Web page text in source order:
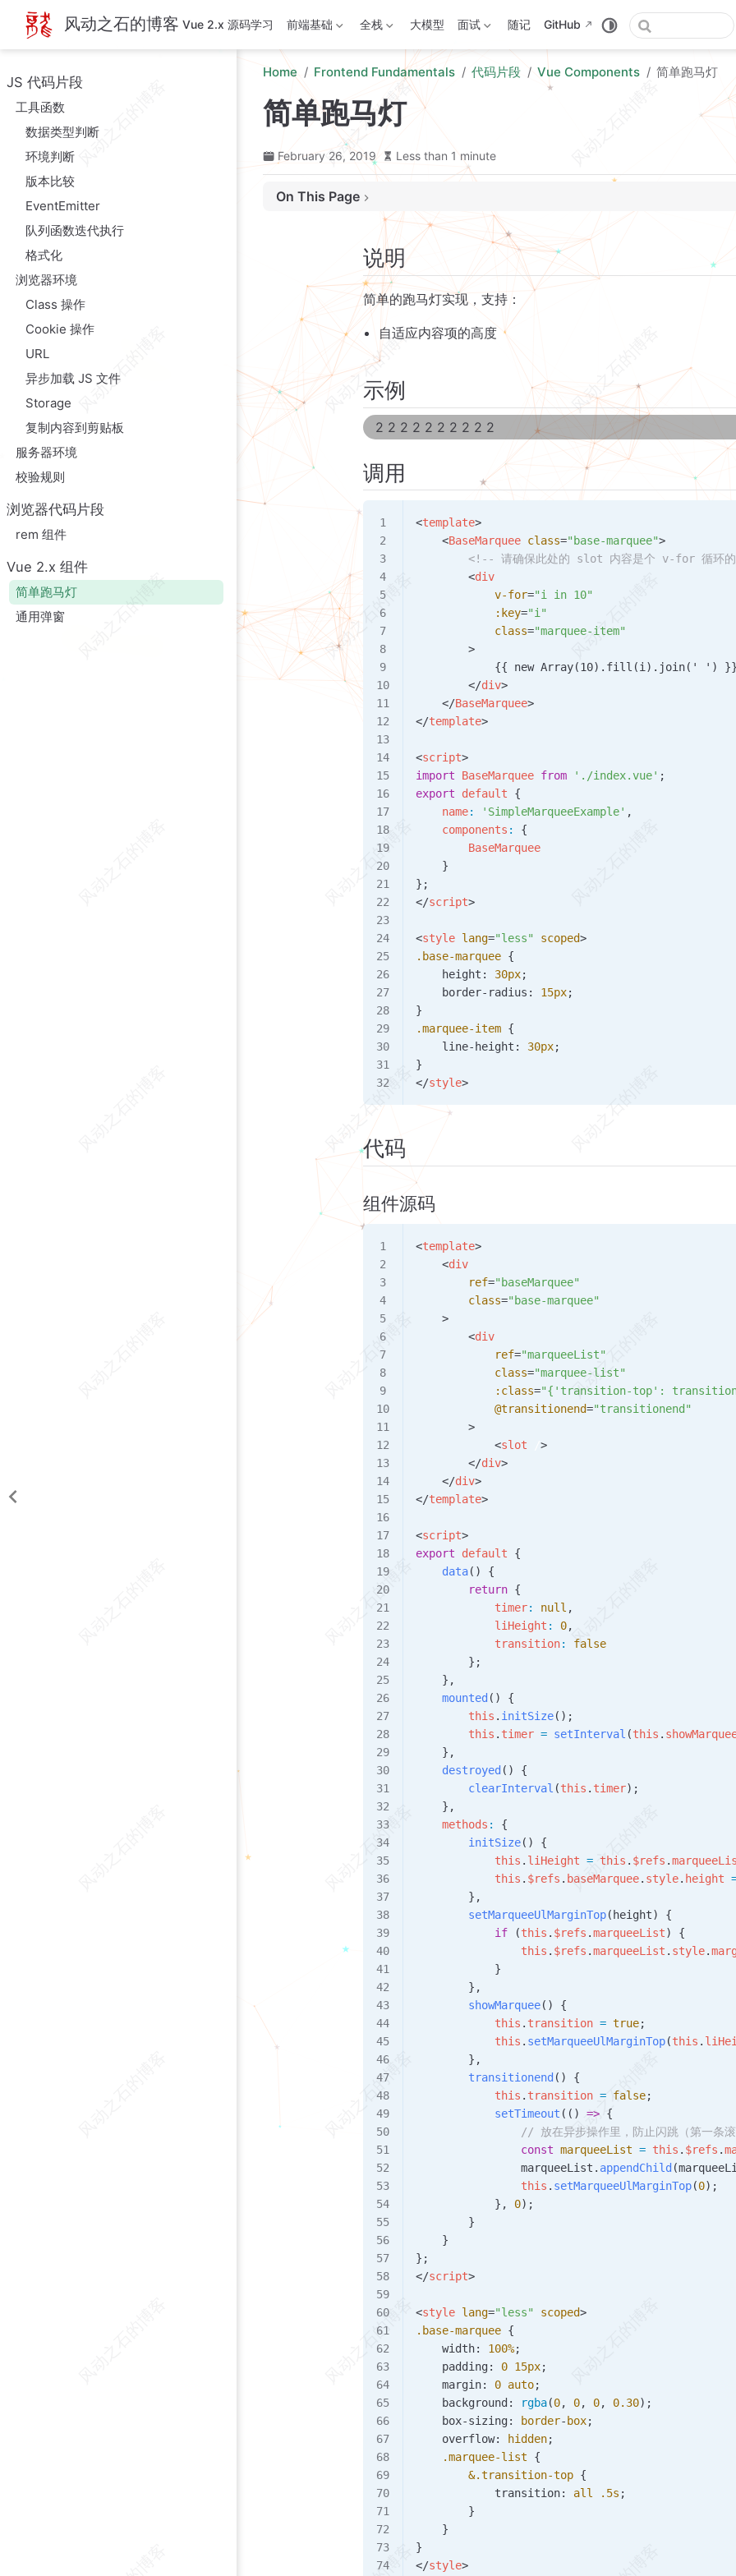
Skip to main content
风动之石的博客 Vue 2.x 源码学习 前端基础 全栈 大模型 面试 随记 GitHub
JS 代码片段
工具函数
数据类型判断
环境判断
版本比较
EventEmitter
队列函数迭代执行
格式化
浏览器环境
Class 操作
Cookie 操作
URL
异步加载 JS 文件
Storage
复制内容到剪贴板
服务器环境
校验规则
浏览器代码片段
rem 组件
Vue 2.x 组件
简单跑马灯
通用弹窗
Home Frontend Fundamentals 代码片段 Vue Components 简单跑马灯
简单跑马灯
February 26, 2019 Less than 1 minute
On This Page
组件源码
说明
简单的跑马灯实现，支持：
自适应内容项的高度
示例
2 2 2 2 2 2 2 2 2 2
4 4 4 4 4 4 4 4 4 4
5 5 5 5 5 5 5 5 5 5
6 6 6 6 6 6 6 6 6 6
7 7 7 7 7 7 7 7 7 7
8 8 8 8 8 8 8 8 8 8
9 9 9 9 9 9 9 9 9 9
10 10 10 10 10 10 10 10 10 10
1 1 1 1 1 1 1 1 1 1
调用
<template>
    <
BaseMarquee class="base-marquee">
<!-- 请确保此处的 slot 内容是个 v-for 循环
        <
div
            v-for
="i in 10"
            :key
="i"
            class
="marquee-item"
        >
{{ new Array(10).fill(i).join(' ')
        </
div>
    </
BaseMarquee>
</template>
<script>
import BaseMarquee from './index.vue' ;
export default {
    name
: 'SimpleMarqueeExample' ,
    components
:
{
        BaseMarquee
    }
};
</script>
<style lang="less" scoped>
.base-marquee {
    height:
30px;
    border-radius:
15px;
}
.marquee-item {
    line-height:
30px;
}
</style>
代码
组件源码
<template>
    <
div
        ref
="baseMarquee"
        class
="base-marquee"
    >
        <
div
            ref
="marqueeList"
            class
="marquee-list"
            :class
="{'transition-top':
            @transitionend
="transitionend"
        >
            <
slot
>
        </
div>
    </
div>
</template>
<script>
export default {
    data
() {
        return
{
            timer
: null ,
            liHeight
: 0,
            transition
:
false
        };
    },
    mounted
() {
        this
. initSize();
        this
. timer = setInterval (this .
    },
    destroyed
() {
        clearInterval
(this . timer);
    },
    methods
:
{
        initSize
() {
            this
. liHeight = this . $refs .
            this
. $refs . baseMarquee. style. height
        },
        setMarqueeUlMarginTop
( height) {
            if
(this . $refs .marqueeList) {
                this
. $refs .marqueeList . style.
            }
        },
        showMarquee
() {
            this
. transition = true;
            this
. setMarqueeUlMarginTop(this .
        },
        transitionend
() {
            this
. transition = false;
            setTimeout
(() => {
// 放在异步操作里，防止闪跳（第一条
                const
marqueeList = this . $refs .
                marqueeList
. appendChild (
                this
. setMarqueeUlMarginTop(0);
            },
0);
        }
    }
};
</script>
<style lang="less" scoped>
.base-marquee {
    width:
100%;
    padding:
0 15px;
    margin:
0 auto;
    background:
rgba(0, 0, 0, 0.30);
    box-sizing:
border- box;
    overflow:
hidden;
    .marquee-list
{
        &.transition-top
{
            transition:
all .5s ;
        }
    }
}
</style>